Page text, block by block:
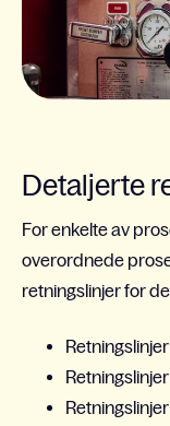
Detaljerte
For enkelte av
overordnede
retningslinjer for